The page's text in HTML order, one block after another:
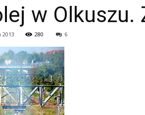
w
2013 280 6